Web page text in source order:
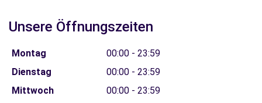
Unsere Öffnungszeiten
Montag
00:00 - 23:59
Dienstag
00:00 - 23:59
Mittwoch
00:00 - 23:59